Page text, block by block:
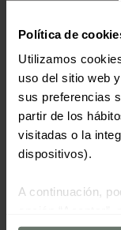
Política de
Utilizamos
uso del sitio web
sus preferencias
partir de los
visitadas o la
dispositivos).
A continuación,